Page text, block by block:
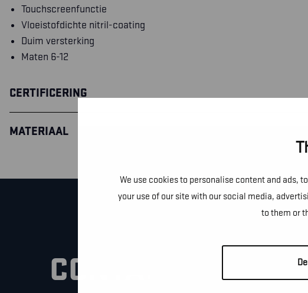
We use cookies to personalise content and ads,
your use of our site with our social media,
to them or
Touchscreenfunctie
Vloeistofdichte nitril-coating
Duim versterking
Maten 6-12
CERTIFICERING
MATERIAAL
CONTACTEER